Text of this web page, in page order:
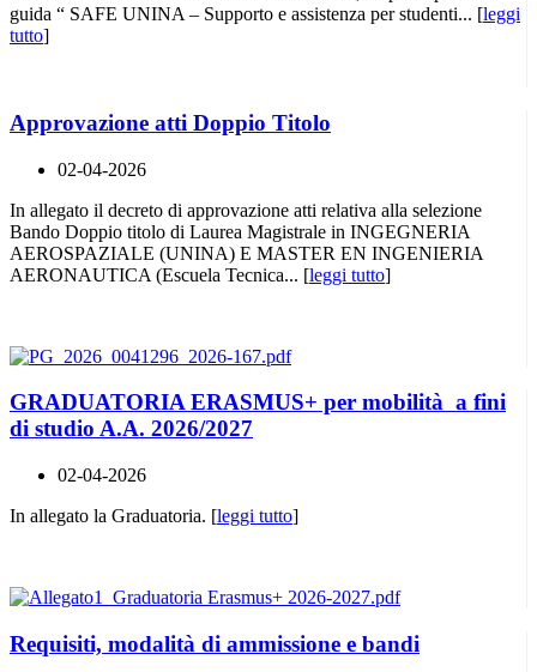
guida “ SAFE UNINA – Supporto e assistenza per studenti... [leggi
tutto]
Approvazione atti Doppio Titolo
02-04-2026
In allegato il decreto di approvazione atti relativa alla selezione
Bando Doppio titolo di Laurea Magistrale in INGEGNERIA
AEROSPAZIALE (UNINA) E MASTER EN INGENIERIA
AERONAUTICA (Escuela Tecnica... [leggi tutto]
GRADUATORIA ERASMUS+ per mobilità a fini
di studio A.A. 2026/2027
02-04-2026
In allegato la Graduatoria. [leggi tutto]
Requisiti, modalità di ammissione e bandi